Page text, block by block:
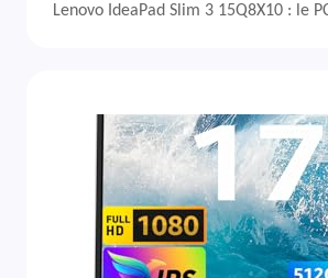
Lenovo IdeaPad Slim 3 15Q8X10 :